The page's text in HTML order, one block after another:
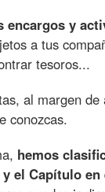
encargos y
a tus
tesoros...
al margen
conozcas.
hemos
el Capítulo